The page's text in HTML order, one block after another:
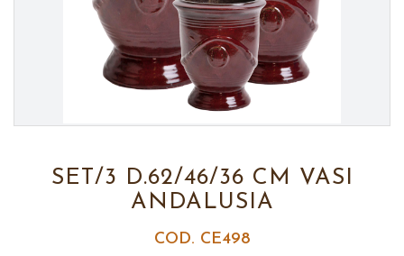
SET/3 D.62/46/36 CM VASI
ANDALUSIA
COD. CE498